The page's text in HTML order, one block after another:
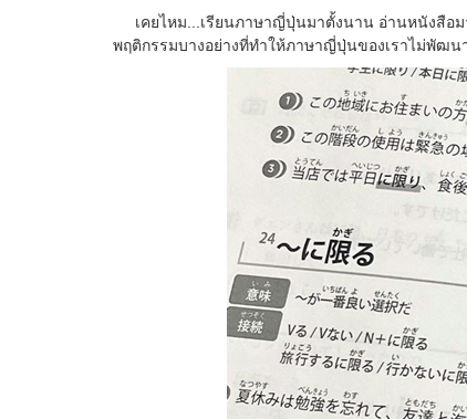
เคยไหม...เรียนภาษาญี่ปุ่นมาตั้งนาน อ่านหนังสือม
พฤติกรรมบางอย่างที่ทำให้ภาษาญี่ปุ่นของเราไม่พัฒ